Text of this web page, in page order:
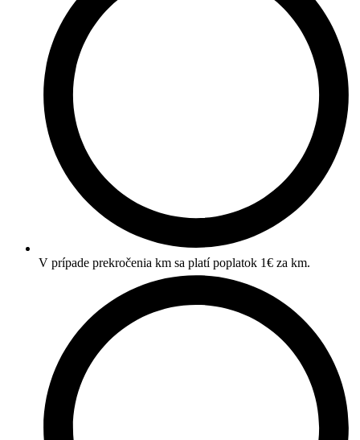
V prípade prekročenia km sa platí poplatok 1€ za km.